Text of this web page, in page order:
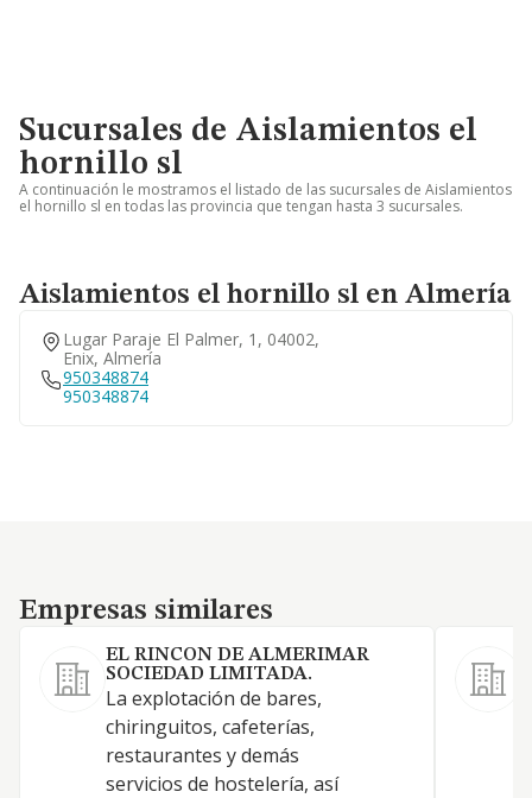
Sucursales de Aislamientos el
hornillo sl
A continuación le mostramos el listado de las sucursales de Aislamientos
el hornillo sl en todas las provincia que tengan hasta 3 sucursales.
Aislamientos el hornillo sl en Almería
Lugar Paraje El Palmer, 1, 04002,
Enix, Almería
950348874
950348874
Empresas similares
Empresas similares
EL RINCON DE ALMERIMAR
SOCIEDAD LIMITADA.
La explotación de bares,
chiringuitos, cafeterías,
restaurantes y demás
servicios de hostelería, así